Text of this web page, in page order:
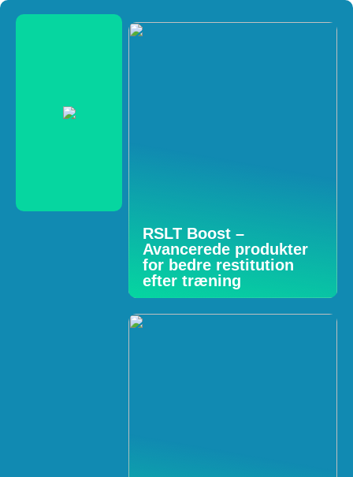
RSLT Boost –
Avancerede produkter
for bedre restitution
efter træning